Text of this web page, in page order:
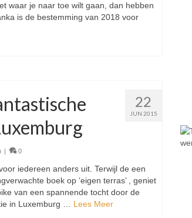
waar je naar toe wilt gaan, dan hebben
is de bestemming van 2018 voor
22
JUN 2015
0
iedereen anders uit. Terwijl de een
boek op ‘eigen terras’ , geniet
van een spannende tocht door de
in Luxemburg … Lees Meer